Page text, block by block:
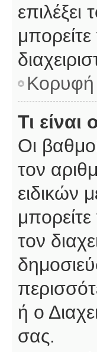
Κορυφή
Τι
Οι
τον
ειδικών
τον
ή ο
σας.